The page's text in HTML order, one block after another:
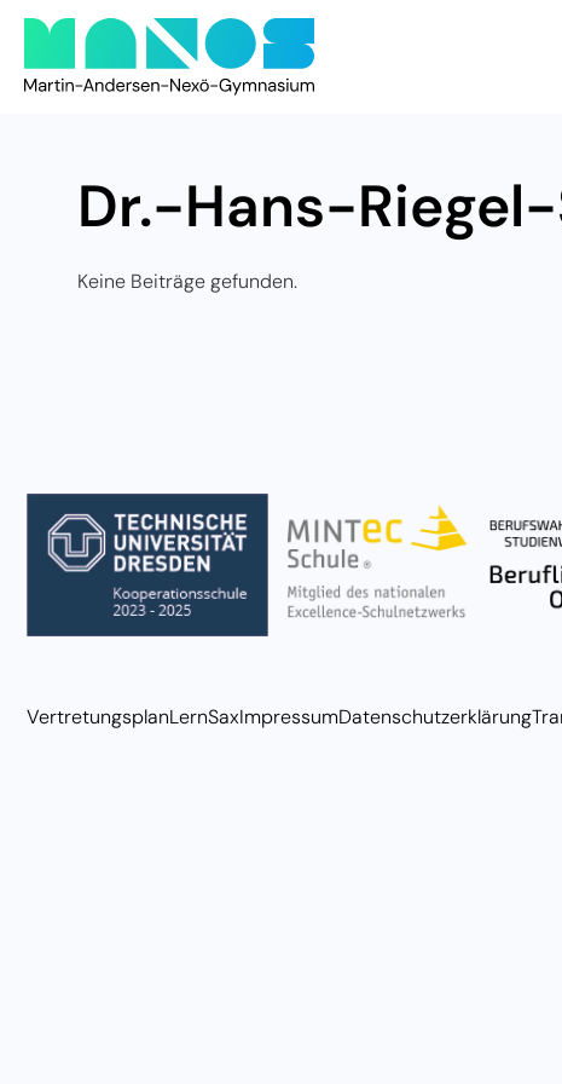
Dr.-Hans-
Keine Beiträge gefunden.
VertretungsplanLernSaxImpressumDatenschutzerklärung